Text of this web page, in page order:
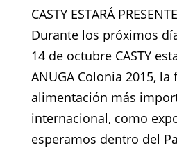
CASTY ESTARÁ
Durante los próximos
14 de octubre CASTY
ANUGA Colonia 2015, la
alimentación más
internacional, como
esperamos dentro del